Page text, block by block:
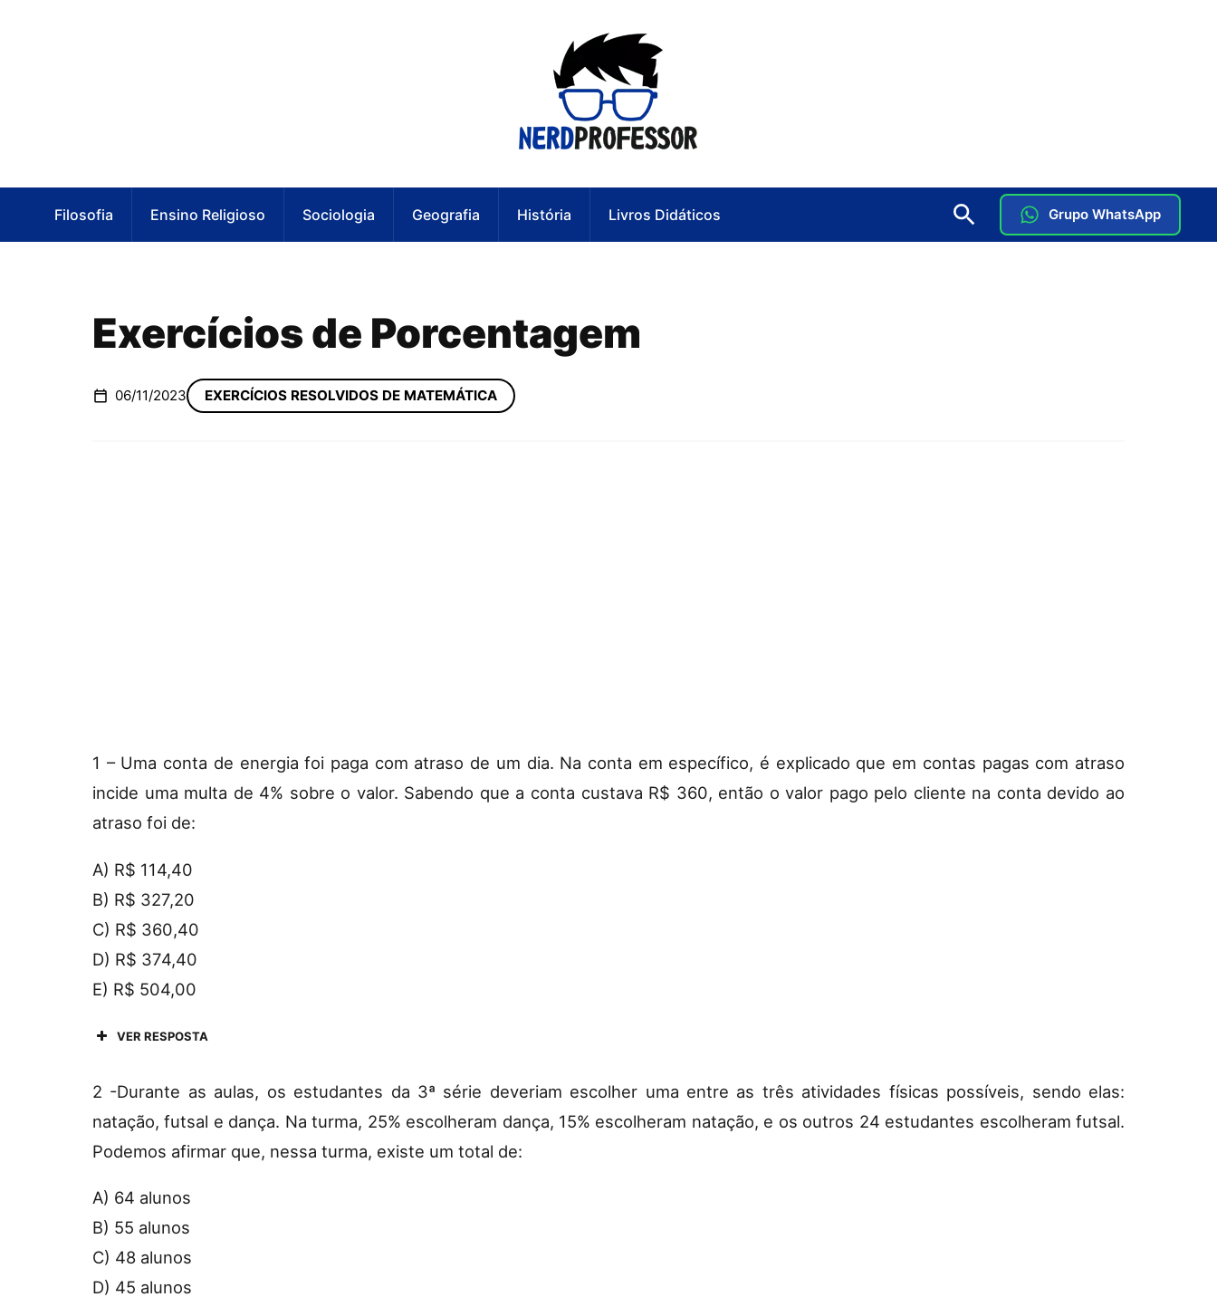
Filosofia Ensino Religioso Sociologia Geografia História Livros Didáticos Grupo WhatsApp
Exercícios de Porcentagem
06/11/2023 EXERCÍCIOS RESOLVIDOS DE MATEMÁTICA
1 – Uma conta de energia foi paga com atraso de um dia. Na conta em específico, é explicado que em contas pagas com atraso
incide uma multa de 4% sobre o valor. Sabendo que a conta custava R$ 360, então o valor pago pelo cliente na conta devido ao
atraso foi de:
A) R$ 114,40
B) R$ 327,20
C) R$ 360,40
D) R$ 374,40
E) R$ 504,00
VER RESPOSTA
2 -Durante as aulas, os estudantes da 3ª série deveriam escolher uma entre as três atividades físicas possíveis, sendo elas:
natação, futsal e dança. Na turma, 25% escolheram dança, 15% escolheram natação, e os outros 24 estudantes escolheram futsal.
Podemos afirmar que, nessa turma, existe um total de:
A) 64 alunos
B) 55 alunos
C) 48 alunos
D) 45 alunos